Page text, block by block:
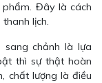
Đây là cách
lịch.
sang chảnh là lựa
thì sự thật hoàn
chất lượng là điều